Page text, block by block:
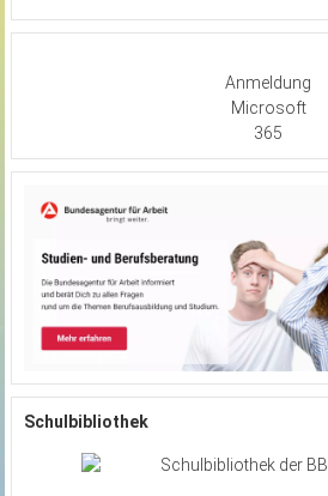
Anmeldung
Microsoft
365
Schulbibliothek